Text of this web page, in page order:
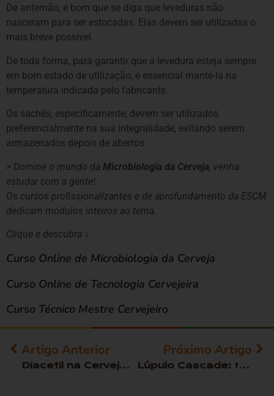
De antemão, é bom que se diga que leveduras não
nasceram para ser estocadas. Elas devem ser utilizadas o
mais breve possível.
De toda forma, para garantir que a levedura esteja sempre
em bom estado de utilização, é essencial mantê-la na
temperatura indicada pelo fabricante.
Os sachês, especificamente, devem ser utilizados
preferencialmente na sua integralidade, evitando serem
armazenados depois de abertos.
> Domine o mundo da Microbiologia da Cerveja, venha
estudar com a gente!
Os cursos profissionalizantes e de aprofundamento da ESCM
dedicam módulos inteiros ao tema.
Clique e descubra ↓
Curso Online de Microbiologia da Cerveja
Curso Online de Tecnologia Cervejeira
Curso Técnico Mestre Cervejeiro
Artigo Anterior
Diacetil na Cerveja: tudo sobre o sabor
Próximo Artigo
Lúpulo Cascade: tudo sobre o queridinho lúpulo norte americano